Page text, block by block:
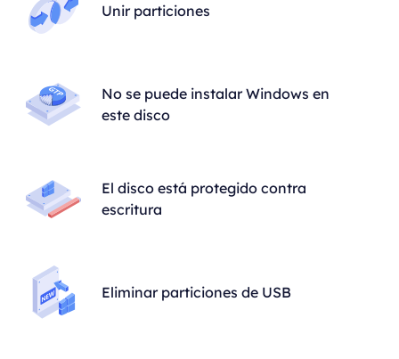
Unir particiones
No se puede instalar Windows en
este disco
El disco está protegido contra
escritura
Eliminar particiones de USB